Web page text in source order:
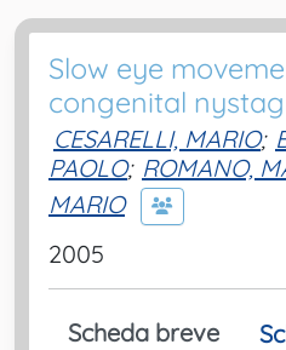
Slow eye
congenital
CESARELLI, MARIO;
PAOLO; ROMANO,
MARIO
2005
Scheda breve